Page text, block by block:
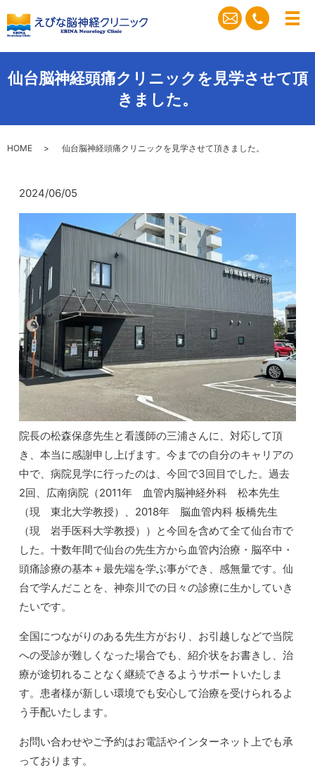
メ
仙台脳神経頭痛クリニックを見学させて頂
きました。
HOME 仙台脳神経頭痛クリニックを見学させて頂きました。
2024/06/05
院長の松森保彦先生と看護師の三浦さんに、対応して頂
き、本当に感謝申し上げます。今までの自分のキャリアの
中で、病院見学に行ったのは、今回で3回目でした。過去
2回、広南病院（2011年 血管内脳神経外科 松本先生
（現 東北大学教授）、2018年 脳血管内科 板橋先生
（現 岩手医科大学教授））と今回を含めて全て仙台市で
した。十数年間で仙台の先生方から血管内治療・脳卒中・
頭痛診療の基本＋最先端を学ぶ事ができ、感無量です。仙
台で学んだことを、神奈川での日々の診療に生かしていき
たいです。
全国につながりのある先生方がおり、お引越しなどで当院
への受診が難しくなった場合でも、紹介状をお書きし、治
療が途切れることなく継続できるようサポートいたしま
す。患者様が新しい環境でも安心して治療を受けられるよ
う手配いたします。
お問い合わせやご予約はお電話やインターネット上でも承
っております。